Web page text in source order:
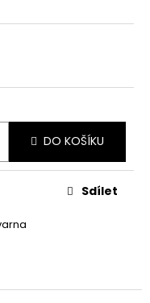
DO KOŠÍKU
Sdílet